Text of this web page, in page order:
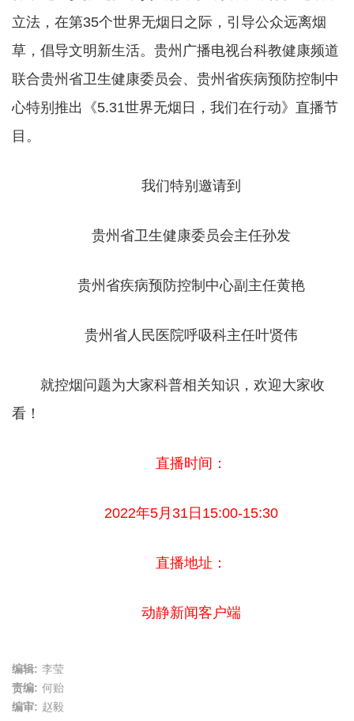
立法，在第35个世界无烟日之际，引导公众远离烟
草，倡导文明新生活。贵州广播电视台科教健康频道
联合贵州省卫生健康委员会、贵州省疾病预防控制中
心特别推出《5.31世界无烟日，我们在行动》直播节
目。
我们特别邀请到
贵州省卫生健康委员会主任孙发
贵州省疾病预防控制中心副主任黄艳
贵州省人民医院呼吸科主任叶贤伟
就控烟问题为大家科普相关知识，欢迎大家收
看！
直播时间：
2022年5月31日15:00-15:30
直播地址：
动静新闻客户端
编辑: 李莹
责编: 何贻
编审: 赵毅